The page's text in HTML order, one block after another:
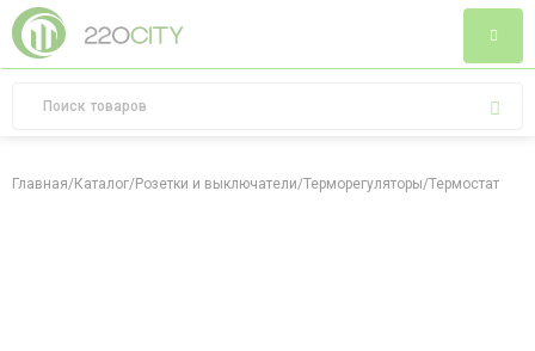
Главная/Каталог/Розетки и выключатели/Терморегуляторы/Термостат с